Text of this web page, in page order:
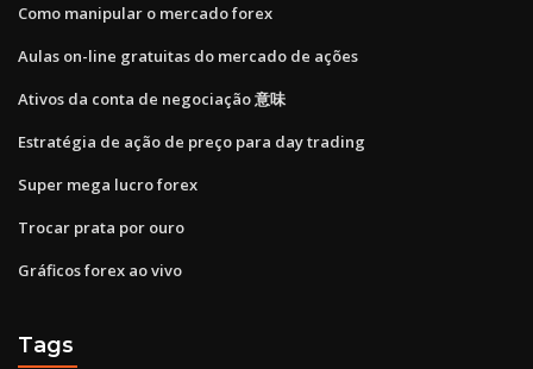
Como manipular o mercado forex
Aulas on-line gratuitas do mercado de ações
Ativos da conta de negociação 意味
Estratégia de ação de preço para day trading
Super mega lucro forex
Trocar prata por ouro
Gráficos forex ao vivo
Tags